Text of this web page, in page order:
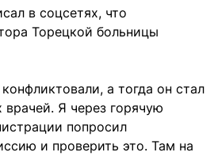
в соцсетях, что
Торецкой больницы
а тогда он стал
врачей. Я через горячую
попросил
и проверить это. Там на